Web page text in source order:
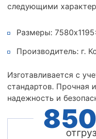
следующими
Размеры:
Производитель: г.
Изготавливается с
стандартов. Прочная
надежность и